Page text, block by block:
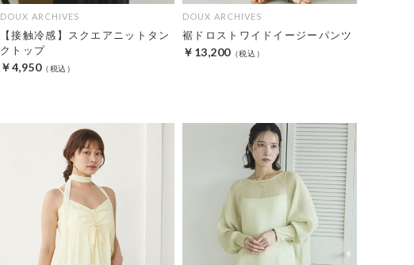
DOUX ARCHIVES
【接触冷感】スクエアニットタン
クトップ
￥4,950
DOUX ARCHIVES
裾ドロストワイドイージーパンツ
￥13,200